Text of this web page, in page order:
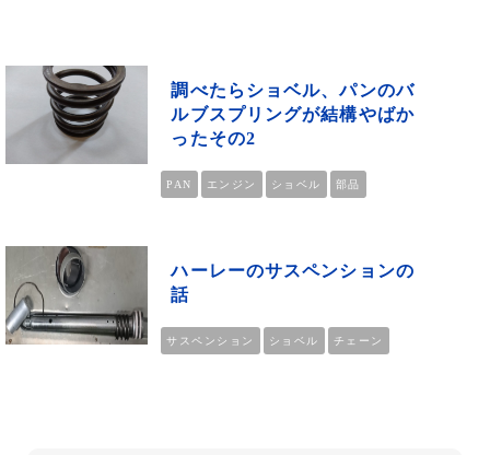
調べたらショベル、パンのバ
ルブスプリングが結構やばか
ったその2
PAN エンジン ショベル 部品
ハーレーのサスペンションの
話
サスペンション ショベル チェーン